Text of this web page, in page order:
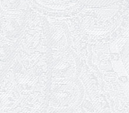
Трудовий ювілей
24.04.2026
З прем'єрою
родина»!
02.04.2026
Запрошуємо на